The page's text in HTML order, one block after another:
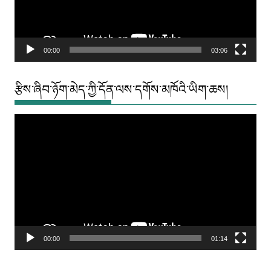
00:00 03:06
རྩིས་ཞིབ་ཉོག་མེད་ཀྱི་དོན་ལས་དགོས་མཁོའི་ཡིག་ཆས།
00:00 01:14